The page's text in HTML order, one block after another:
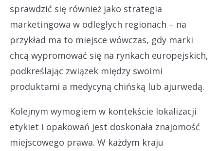
sprawdzić się również jako strategia
marketingowa w odległych regionach – na
przykład ma to miejsce wówczas, gdy marki
chcą wypromować się na rynkach europejskich,
podkreślając związek między swoimi
produktami a medycyną chińską lub ajurwedą.
Kolejnym wymogiem w kontekście lokalizacji
etykiet i opakowań jest doskonała znajomość
miejscowego prawa. W każdym kraju